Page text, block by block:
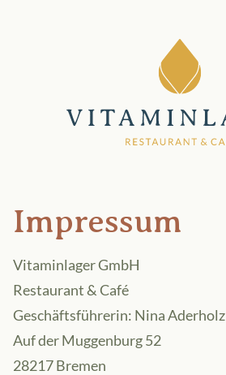
Impressum
Vitaminlager GmbH
Restaurant & Café
Geschäftsführerin: Nina Aderholz
Auf der Muggenburg 52
28217 Bremen